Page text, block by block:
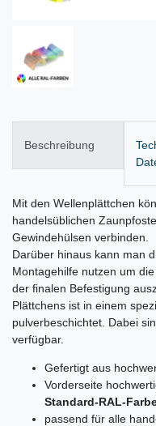
Beschreibung
Mit den Wellenplättchen
handelsüblichen
Gewindehülsen verbinden.
Darüber hinaus kann man
Montagehilfe nutzen um
der finalen Befestigung
Plättchens ist in einem
pulverbeschichtet. Dabei
verfügbar.
Gefertigt aus
Vorderseite
Standard-RAL-
passend für alle